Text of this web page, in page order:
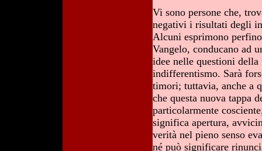
Vi sono persone che,
negativi i risultati degli
Alcuni esprimono
Vangelo, conducano ad
idee nelle questioni
indifferentismo. Sarà
timori; tuttavia, anche a
che questa nuova tappa
particolarmente
significa apertura,
verità nel pieno senso
né può significare